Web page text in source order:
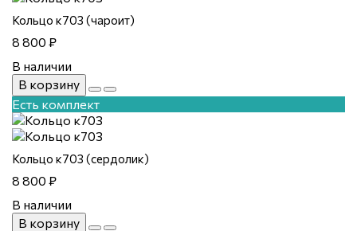
Кольцо к703 (чароит)
8 800 ₽
В наличии
В корзину
Есть комплект
Кольцо к703 (сердолик)
8 800 ₽
В наличии
В корзину